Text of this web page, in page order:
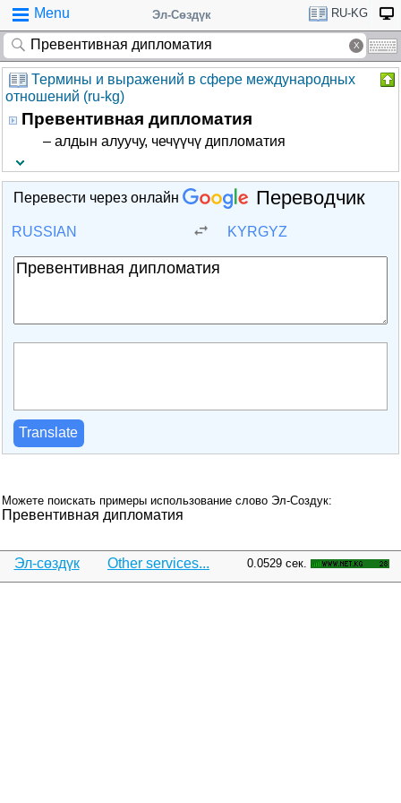
Menu Эл-Сөздүк RU-KG
Термины и выражений в сфере международных
отношений (ru-kg)
Превентивная дипломатия
– алдын алуучу, чечүүчү дипломатия
Перевести через онлайн Переводчик
RUSSIAN KYRGYZ
Translate
Можете поискать примеры использование слово Эл-Создук:
Превентивная дипломатия
Эл-сөздүк Other services... 0.0529 сек.